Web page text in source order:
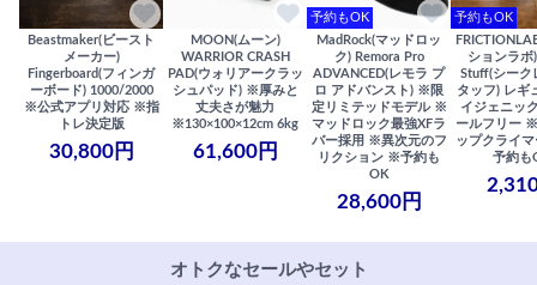
Beastmaker(ビースト
メーカー)
Fingerboard(フィンガ
ーボード) 1000/2000
※公式アプリ対応 ※指
トレ決定版
30,800円
MOON(ムーン)
WARRIOR CRASH
PAD(ウォリアークラッ
シュパッド) ※厚みと
丈夫さが魅力
※130×100×12cm 6kg
61,600円
予約もOK
MadRock(マッドロッ
ク) Remora Pro
ADVANCED(レモラ プ
ロ アドバンスト) ※限
定リミテッドモデル ※
マッドロック最強XFラ
バー採用 ※異次元のフ
リクション ※予約も
OK
28,600円
予約もOK
ションラボ
Stuff(シーク
タッフ) レギ
イジェニッ
ールフリー
ップクライ
予約も
オトクなセールやセット